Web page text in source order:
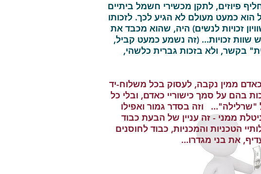
פיוזים, לתקן מכשירי חשמל ביתיים
הוא כמעט מעולם לא הגיע לכך. לזכותו
זכויות לנשים) היה, שהוא מכבד את
שוות זכויות... (זה נשמע כמעט קביל,
בקשר, ולא בזכות גברית כלשהי,
ממין נקבה, לעסוק בכל משלוח-יד
בהם על סמך כישוריי כאדם, ובלי כל
"שרלילה"... וזה בסדר גמור ואפילו
ממני - זה עניין של הבעת כבוד
הטכניות והמכניות, כבוד לחוסנים
את בני מגדרו...